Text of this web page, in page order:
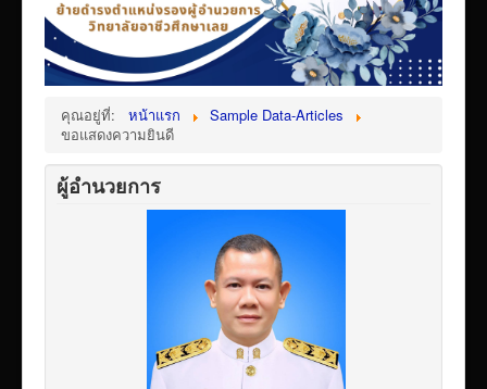
ห้องสมุดอิเล็กทรอนิกส์
ศูนย์ซ่อมสร้างเพื่อชุมชน FixitCenter
กฎหมายด้านการศึกษา
ร้องเรียน/ร้องทุกข์/สอบถามรายละเอียด
e-learning(sandbox)
ข้อมูลเปิดเผยต่อสาธารณะ ita 2569
คุณอยู่ที่: หน้าแรก
Sample Data-Articles
ขอแสดงความยินดี
ผู้อำนวยการ